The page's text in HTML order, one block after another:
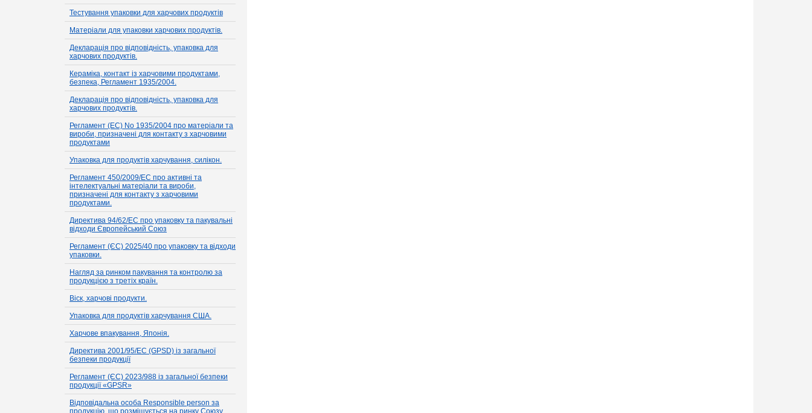
Тестування упаковки для харчових продуктів
Матеріали для упаковки харчових продуктів.
Декларація про відповідність, упаковка для
харчових продуктів.
Кераміка, контакт із харчовими продуктами,
безпека, Регламент 1935/2004.
Декларація про відповідність, упаковка для
харчових продуктів.
Регламент (EC) No 1935/2004 про матеріали та
вироби, призначені для контакту з харчовими
продуктами
Упаковка для продуктів харчування, силікон.
Регламент 450/2009/EC про активні та
інтелектуальні матеріали та вироби,
призначені для контакту з харчовими
продуктами.
Директива 94/62/EC про упаковку та пакувальні
відходи Європейський Союз
Регламент (ЄС) 2025/40 про упаковку та відходи
упаковки.
Нагляд за ринком пакування та контролю за
продукцією з третіх країн.
Віск, харчові продукти.
Упаковка для продуктів харчування США.
Харчове впакування, Японія.
Директива 2001/95/EC (GPSD) із загальної
безпеки продукції
Регламент (ЄС) 2023/988 із загальної безпеки
продукції «GPSR»
Відповідальна особа Responsible person за
продукцію, що розміщується на ринку Союзу.